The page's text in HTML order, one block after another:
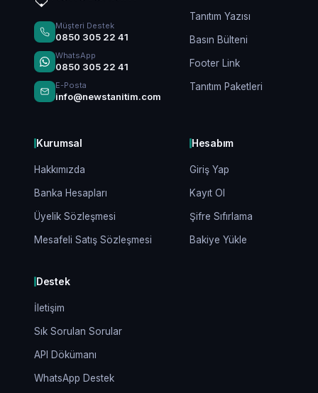
Müşteri Destek
0850 305 22 41
WhatsApp
0850 305 22 41
E-Posta
info@newstanitim.com
Tanıtım Yazısı
Basın Bülteni
Footer Link
Tanıtım Paketleri
Kurumsal
Hakkımızda
Banka Hesapları
Üyelik Sözleşmesi
Mesafeli Satış Sözleşmesi
Hesabım
Giriş Yap
Kayıt Ol
Şifre Sıfırlama
Bakiye Yükle
Destek
İletişim
Sık Sorulan Sorular
API Dökümanı
WhatsApp Destek